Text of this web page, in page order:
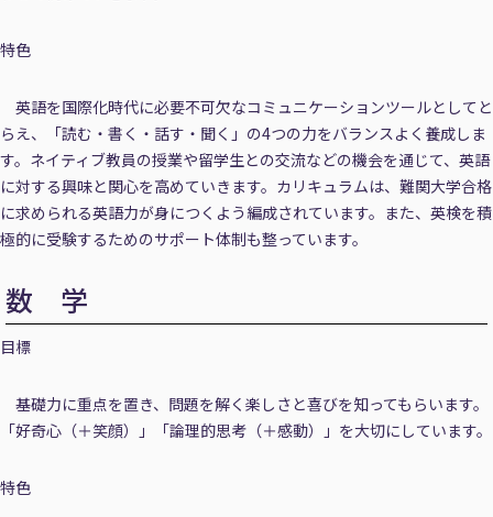
特色
英語を国際化時代に必要不可欠なコミュニケーションツールとしてと
らえ、「読む・書く・話す・聞く」の4つの力をバランスよく養成しま
す。ネイティブ教員の授業や留学生との交流などの機会を通じて、英語
に対する興味と関心を高めていきます。カリキュラムは、難関大学合格
に求められる英語力が身につくよう編成されています。また、英検を積
極的に受験するためのサポート体制も整っています。
数 学
目標
基礎力に重点を置き、問題を解く楽しさと喜びを知ってもらいます。
「好奇心（＋笑顔）」「論理的思考（＋感動）」を大切にしています。
特色